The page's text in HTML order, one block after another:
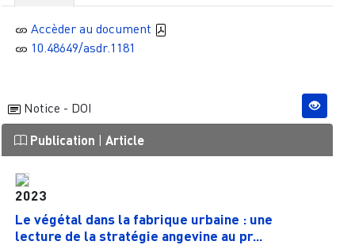
Accèder au document
10.48649/asdr.1181
Notice - DOI
Publication | Article
2023
Le végétal dans la fabrique urbaine : une
lecture de la stratégie angevine au pr...